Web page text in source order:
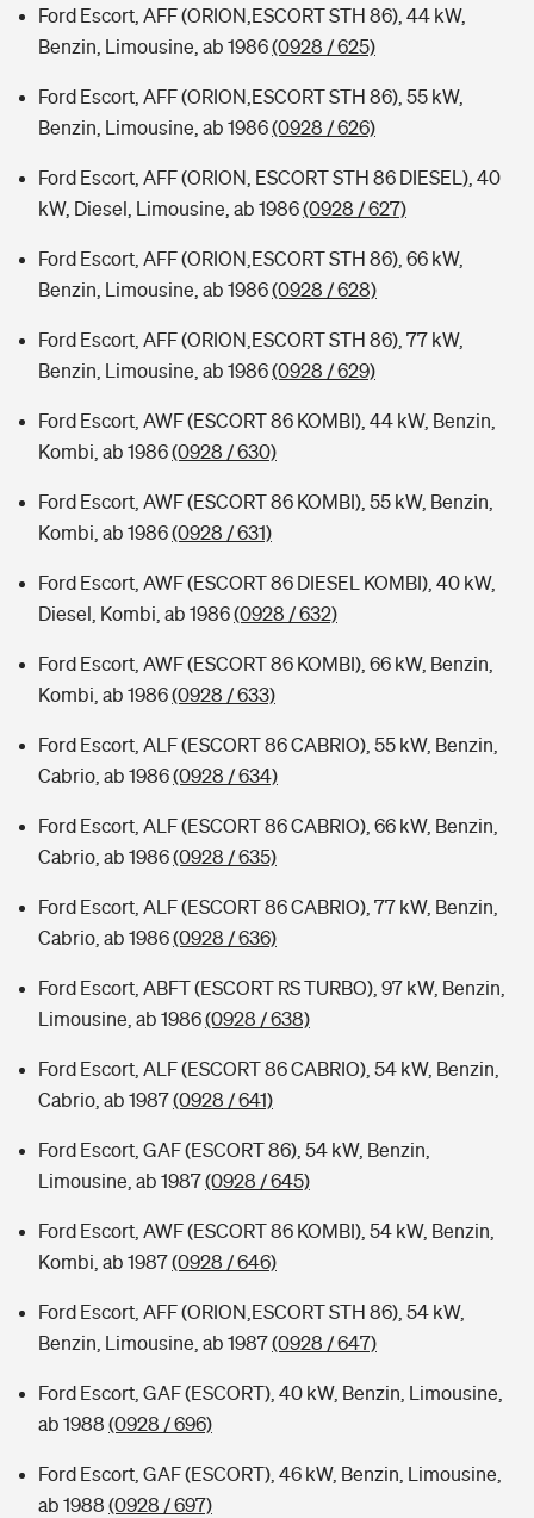
Ford Escort, AFF (ORION,ESCORT STH 86), 44 kW,
Benzin, Limousine, ab 1986(0928 / 625)
Ford Escort, AFF (ORION,ESCORT STH 86), 55 kW,
Benzin, Limousine, ab 1986(0928 / 626)
Ford Escort, AFF (ORION, ESCORT STH 86 DIESEL), 40
kW, Diesel, Limousine, ab 1986(0928 / 627)
Ford Escort, AFF (ORION,ESCORT STH 86), 66 kW,
Benzin, Limousine, ab 1986(0928 / 628)
Ford Escort, AFF (ORION,ESCORT STH 86), 77 kW,
Benzin, Limousine, ab 1986(0928 / 629)
Ford Escort, AWF (ESCORT 86 KOMBI), 44 kW, Benzin,
Kombi, ab 1986(0928 / 630)
Ford Escort, AWF (ESCORT 86 KOMBI), 55 kW, Benzin,
Kombi, ab 1986(0928 / 631)
Ford Escort, AWF (ESCORT 86 DIESEL KOMBI), 40 kW,
Diesel, Kombi, ab 1986(0928 / 632)
Ford Escort, AWF (ESCORT 86 KOMBI), 66 kW, Benzin,
Kombi, ab 1986(0928 / 633)
Ford Escort, ALF (ESCORT 86 CABRIO), 55 kW, Benzin,
Cabrio, ab 1986(0928 / 634)
Ford Escort, ALF (ESCORT 86 CABRIO), 66 kW, Benzin,
Cabrio, ab 1986(0928 / 635)
Ford Escort, ALF (ESCORT 86 CABRIO), 77 kW, Benzin,
Cabrio, ab 1986(0928 / 636)
Ford Escort, ABFT (ESCORT RS TURBO), 97 kW, Benzin,
Limousine, ab 1986(0928 / 638)
Ford Escort, ALF (ESCORT 86 CABRIO), 54 kW, Benzin,
Cabrio, ab 1987(0928 / 641)
Ford Escort, GAF (ESCORT 86), 54 kW, Benzin,
Limousine, ab 1987(0928 / 645)
Ford Escort, AWF (ESCORT 86 KOMBI), 54 kW, Benzin,
Kombi, ab 1987(0928 / 646)
Ford Escort, AFF (ORION,ESCORT STH 86), 54 kW,
Benzin, Limousine, ab 1987(0928 / 647)
Ford Escort, GAF (ESCORT), 40 kW, Benzin, Limousine,
ab 1988 (0928 / 696)
Ford Escort, GAF (ESCORT), 46 kW, Benzin, Limousine,
ab 1988 (0928 / 697)